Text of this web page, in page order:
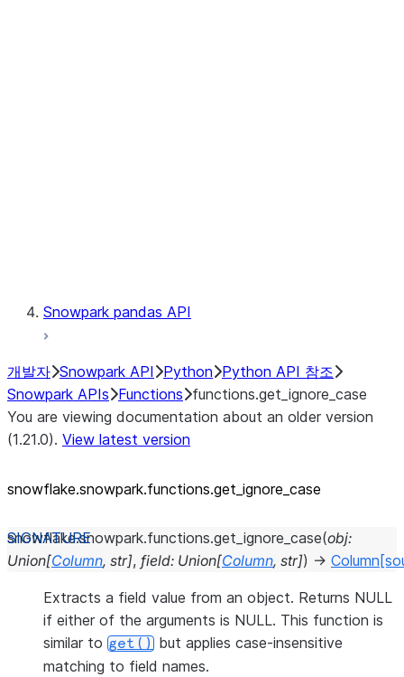
Snowpark pandas API
개발자 Snowpark API Python Python API 참조
Snowpark APIs Functions functions.get_ignore_case
You are viewing documentation about an older version
(1.21.0). View latest version
snowflake.snowpark.functions.get_ ignore_ case
snowflake.snowpark.functions.get_ignore_case(obj:
Union[Column, str], field: Union[Column, str]) → Column
Extracts a field value from an object. Returns NULL
if either of the arguments is NULL. This function is
similar to get() but applies case-insensitive
matching to field names.